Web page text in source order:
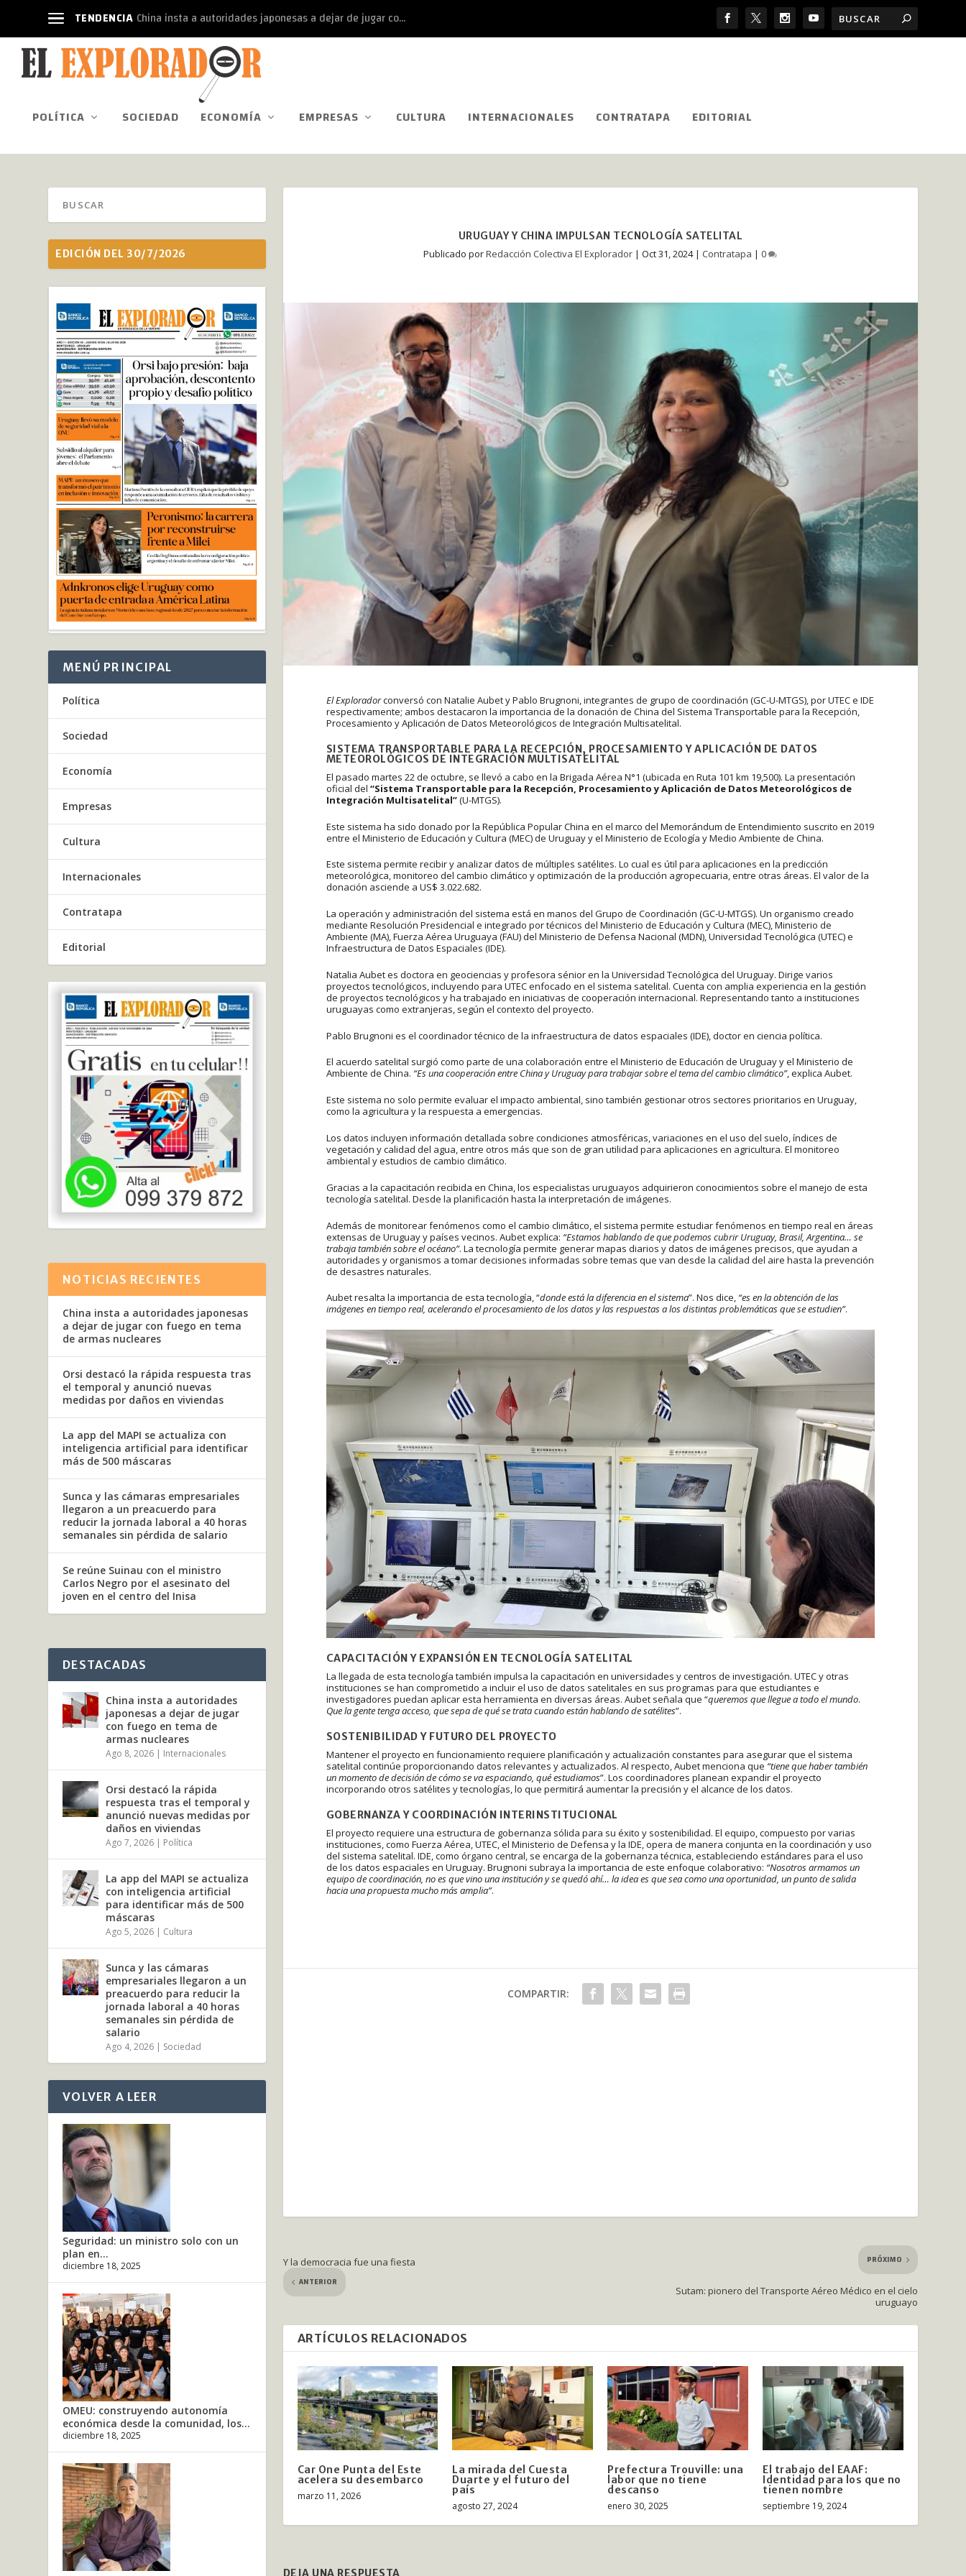
TENDENCIA China insta a autoridades japonesas a dejar de jugar co...
POLÍTICA SOCIEDAD ECONOMÍA EMPRESAS CULTURA INTERNACIONALES CONTRATAPA EDITORIAL
URUGUAY Y CHINA IMPULSAN TECNOLOGÍA SATELITAL
Publicado porRedacción Colectiva El Explorador |Oct 31, 2024| Contratapa |0
El Exploradorconversó con Natalie Aubet y Pablo Brugnoni, integrantes de grupo de coordinación (GC-U-MTGS), por UTEC e IDE
respectivamente; ambos destacaron la importancia de la donación de China del Sistema Transportable para la Recepción,
Procesamiento y Aplicación de Datos Meteorológicos de Integración Multisatelital.
SISTEMA TRANSPORTABLE PARA LA RECEPCIÓN, PROCESAMIENTO Y APLICACIÓN DE DATOS
METEOROLÓGICOS DE INTEGRACIÓN MULTISATELITAL
El pasado martes 22 de octubre, se llevó a cabo en la Brigada Aérea N°1 (ubicada en Ruta 101 km 19,500). La presentación
oficial del “Sistema Transportable para la Recepción, Procesamiento y Aplicación de Datos Meteorológicos de
Integración Multisatelital”(U-MTGS).
Este sistema ha sido donado por la República Popular China en el marco del Memorándum de Entendimiento suscrito en 2019
entre el Ministerio de Educación y Cultura (MEC) de Uruguay y el Ministerio de Ecología y Medio Ambiente de China.
Este sistema permite recibir y analizar datos de múltiples satélites. Lo cual es útil para aplicaciones en la predicción
meteorológica, monitoreo del cambio climático y optimización de la producción agropecuaria, entre otras áreas. El valor de la
donación asciende a US$ 3.022.682.
La operación y administración del sistema está en manos del Grupo de Coordinación (GC-U-MTGS). Un organismo creado
mediante Resolución Presidencial e integrado por técnicos del Ministerio de Educación y Cultura (MEC), Ministerio de
Ambiente (MA), Fuerza Aérea Uruguaya (FAU) del Ministerio de Defensa Nacional (MDN), Universidad Tecnológica (UTEC) e
Infraestructura de Datos Espaciales (IDE).
Natalia Aubet es doctora en geociencias y profesora sénior en la Universidad Tecnológica del Uruguay. Dirige varios
proyectos tecnológicos, incluyendo para UTEC enfocado en el sistema satelital. Cuenta con amplia experiencia en la gestión
de proyectos tecnológicos y ha trabajado en iniciativas de cooperación internacional. Representando tanto a instituciones
uruguayas como extranjeras, según el contexto del proyecto.
Pablo Brugnoni es el coordinador técnico de la infraestructura de datos espaciales (IDE), doctor en ciencia política.
El acuerdo satelital surgió como parte de una colaboración entre el Ministerio de Educación de Uruguay y el Ministerio de
Ambiente de China. “Es una cooperación entre China y Uruguay para trabajar sobre el tema del cambio climático”, explica Aubet.
Este sistema no solo permite evaluar el impacto ambiental, sino también gestionar otros sectores prioritarios en Uruguay,
como la agricultura y la respuesta a emergencias.
Los datos incluyen información detallada sobre condiciones atmosféricas, variaciones en el uso del suelo, índices de
vegetación y calidad del agua, entre otros más que son de gran utilidad para aplicaciones en agricultura. El monitoreo
ambiental y estudios de cambio climático.
Gracias a la capacitación recibida en China, los especialistas uruguayos adquirieron conocimientos sobre el manejo de esta
tecnología satelital. Desde la planificación hasta la interpretación de imágenes.
Además de monitorear fenómenos como el cambio climático, el sistema permite estudiar fenómenos en tiempo real en áreas
extensas de Uruguay y países vecinos. Aubet explica: “Estamos hablando de que podemos cubrir Uruguay, Brasil, Argentina… se
trabaja también sobre el océano”. La tecnología permite generar mapas diarios y datos de imágenes precisos, que ayudan a
autoridades y organismos a tomar decisiones informadas sobre temas que van desde la calidad del aire hasta la prevención
de desastres naturales.
Aubet resalta la importancia de esta tecnología, “donde está la diferencia en el sistema”. Nos dice, “es en la obtención de las
imágenes en tiempo real, acelerando el procesamiento de los datos y las respuestas a los distintas problemáticas que se estudien”.
CAPACITACIÓN Y EXPANSIÓN EN TECNOLOGÍA SATELITAL
La llegada de esta tecnología también impulsa la capacitación en universidades y centros de investigación. UTEC y otras
instituciones se han comprometido a incluir el uso de datos satelitales en sus programas para que estudiantes e
investigadores puedan aplicar esta herramienta en diversas áreas. Aubet señala que “queremos que llegue a todo el mundo.
Que la gente tenga acceso, que sepa de qué se trata cuando están hablando de satélites”.
SOSTENIBILIDAD Y FUTURO DEL PROYECTO
Mantener el proyecto en funcionamiento requiere planificación y actualización constantes para asegurar que el sistema
satelital continúe proporcionando datos relevantes y actualizados. Al respecto, Aubet menciona que “tiene que haber también
un momento de decisión de cómo se va espaciando, qué estudiamos”. Los coordinadores planean expandir el proyecto
incorporando otros satélites y tecnologías, lo que permitirá aumentar la precisión y el alcance de los datos.
GOBERNANZA Y COORDINACIÓN INTERINSTITUCIONAL
El proyecto requiere una estructura de gobernanza sólida para su éxito y sostenibilidad. El equipo, compuesto por varias
instituciones, como Fuerza Aérea, UTEC, el Ministerio de Defensa y la IDE, opera de manera conjunta en la coordinación y uso
del sistema satelital. IDE, como órgano central, se encarga de la gobernanza técnica, estableciendo estándares para el uso
de los datos espaciales en Uruguay. Brugnoni subraya la importancia de este enfoque colaborativo: “Nosotros armamos un
equipo de coordinación, no es que vino una institución y se quedó ahí… la idea es que sea como una oportunidad, un punto de salida
hacia una propuesta mucho más amplia”.
COMPARTIR:
Y la democracia fue una fiesta
ANTERIOR
PRÓXIMO
Sutam: pionero del Transporte Aéreo Médico en el cielo
uruguayo
ARTÍCULOS RELACIONADOS
Car One Punta del Este
acelera su desembarco
marzo 11, 2026
La mirada del Cuesta
Duarte y el futuro del
país
agosto 27, 2024
Prefectura Trouville: una
labor que no tiene
descanso
enero 30, 2025
El trabajo del EAAF:
Identidad para los que no
tienen nombre
septiembre 19, 2024
DEJA UNA RESPUESTA
EDICIÓN DEL 30/7/2026
MENÚ PRINCIPAL
Política
Sociedad
Economía
Empresas
Cultura
Internacionales
Contratapa
Editorial
NOTICIAS RECIENTES
China insta a autoridades japonesas
a dejar de jugar con fuego en tema
de armas nucleares
Orsi destacó la rápida respuesta tras
el temporal y anunció nuevas
medidas por daños en viviendas
La app del MAPI se actualiza con
inteligencia artificial para identificar
más de 500 máscaras
Sunca y las cámaras empresariales
llegaron a un preacuerdo para
reducir la jornada laboral a 40 horas
semanales sin pérdida de salario
Se reúne Suinau con el ministro
Carlos Negro por el asesinato del
joven en el centro del Inisa
DESTACADAS
China insta a autoridades
japonesas a dejar de jugar
con fuego en tema de
armas nucleares
Ago 8, 2026 | Internacionales
Orsi destacó la rápida
respuesta tras el temporal y
anunció nuevas medidas por
daños en viviendas
Ago 7, 2026 | Política
La app del MAPI se actualiza
con inteligencia artificial
para identificar más de 500
máscaras
Ago 5, 2026 | Cultura
Sunca y las cámaras
empresariales llegaron a un
preacuerdo para reducir la
jornada laboral a 40 horas
semanales sin pérdida de
salario
Ago 4, 2026 | Sociedad
VOLVER A LEER
Seguridad: un ministro solo con un
plan en...
diciembre 18, 2025
OMEU: construyendo autonomía
económica desde la comunidad, los...
diciembre 18, 2025